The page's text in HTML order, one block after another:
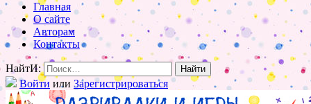
Главная
О сайте
Авторам
Контакты
НайтИ:
Войти или Зарегистрироваться